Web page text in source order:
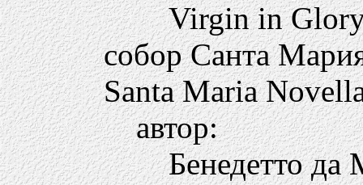
Virgin in
собор Санта
Santa Maria
автор:
Бенедетто